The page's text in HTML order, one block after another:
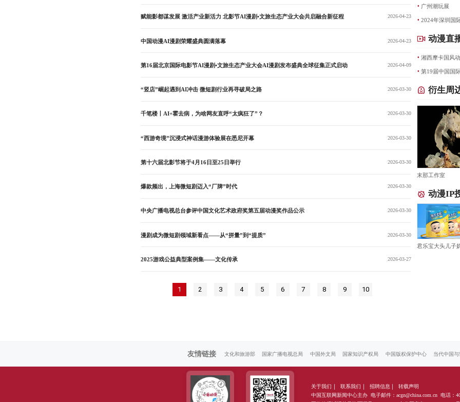
赋能影都谋发展 激活产业新活力 北影节AI漫剧•文旅生态产业大会共启融合新征程 2026-04-23
中国动漫AI漫剧荣耀盛典圆满落幕 2026-04-23
第16届北京国际电影节AI漫剧•文旅生态产业大会AI漫剧发布盛典全球征集正式启动 2026-04-09
“竖店”崛起遇到AI冲击 微短剧行业再寻破局之路 2026-03-30
千笔楼丨AI+霍去病，为啥网友直呼“太疯狂了”？ 2026-03-30
“西游奇境”沉浸式神话漫游体验展在悉尼开幕 2026-03-30
第十六届北影节将于4月16日至25日举行 2026-03-30
爆款频出，上海微短剧迈入“厂牌”时代 2026-03-30
中央广播电视总台参评中国文化艺术政府奖第五届动漫奖作品公示 2026-03-30
漫剧成为微短剧领域新看点——从“拼量”到“提质” 2026-03-30
2025游戏公益典型案例集——文化传承 2026-03-27
1 2 3 4 5 6 7 8 9 10
· 广州潮玩展
·
动漫直
· 湘西摩卡国风
· 第19届中国国
衍生周
末那工作室
动漫IP
君乐宝大头儿子